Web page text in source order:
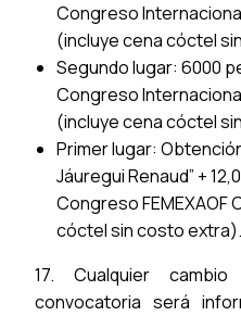
Congreso Internacional
(incluye cena cóctel
Segundo lugar: 6000
Congreso Internacional
(incluye cena cóctel
Primer lugar:
Jáuregui Renaud” +
Congreso FEMEXAOF
cóctel sin costo extra).
17. Cualquier
convocatoria será